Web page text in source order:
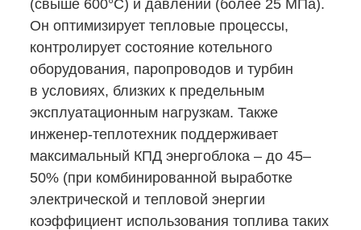
(свыше 600°C) и давлении (более 25 МПа).
Он оптимизирует тепловые процессы,
контролирует состояние котельного
оборудования, паропроводов и турбин
в условиях, близких к предельным
эксплуатационным нагрузкам. Также
инженер-теплотехник поддерживает
максимальный КПД энергоблока ‒ до 45‒
50% (при комбинированной выработке
электрической и тепловой энергии
коэффициент использования топлива таких